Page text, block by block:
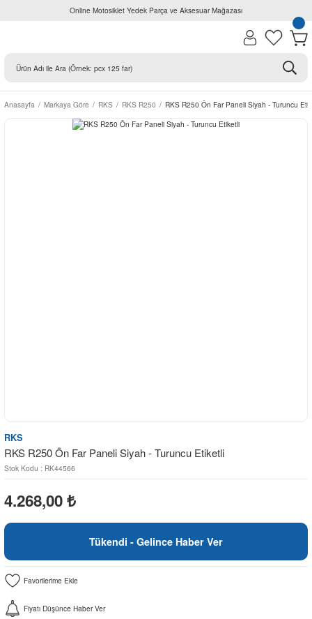
Online Motosiklet Yedek Parça ve Aksesuar Mağazası
Anasayfa Markaya Göre RKS RKS R250 RKS R250 Ön Far Paneli Siyah - Turuncu
RKS
RKS R250 Ön Far Paneli Siyah - Turuncu Etiketli
Stok Kodu : RK44566
4.268,00 ₺
Tükendi - Gelince Haber Ver
Fiyatı Düşünce Haber Ver